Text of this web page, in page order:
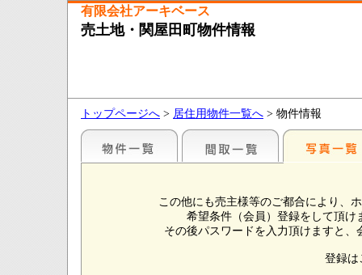
有限会社アーキベース
売土地・関屋田町物件情報
トップページへ > 居住用物件一覧へ > 物件情報
この他にも売主様等のご都合により、
希望条件（会員）登録をして頂
その後パスワードを入力頂けますと
登録